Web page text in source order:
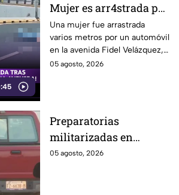
Mujer es arr4strada por
automóvil tras intentar
detener a conductor
que presuntamente
huyó de choque
Una mujer fue arrastrada
varios metros por un automóvil
en la avenida Fidel Velázquez,
en Monterrey, luego de una
05 agosto, 2026
Preparatorias
militarizadas en
Guanajuato
05 agosto, 2026